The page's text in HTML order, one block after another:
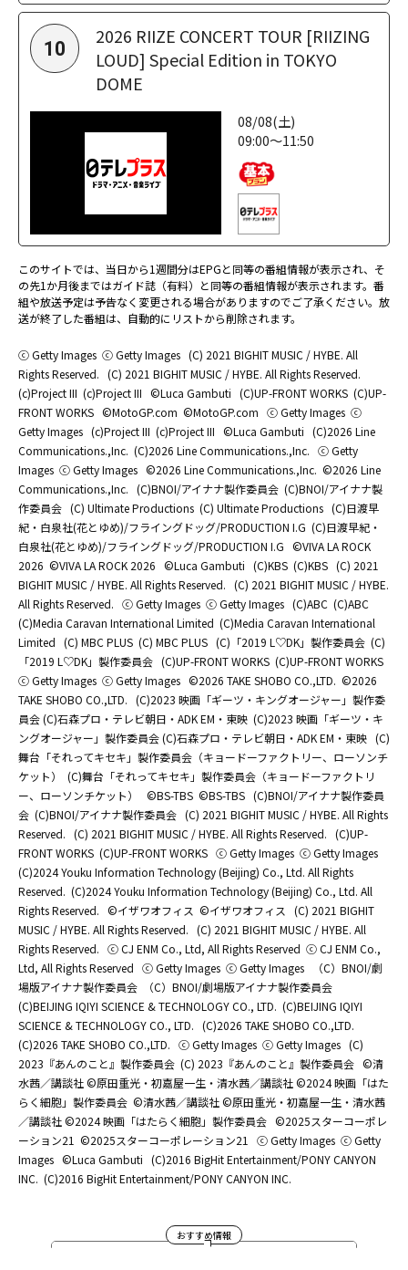
10
2026 RIIZE CONCERT TOUR [RIIZING
LOUD] Special Edition in TOKYO
DOME
08/08(土)
09:00～11:50
このサイトでは、当日から1週間分はEPGと同等の番組情報が表示され、そ
の先1か月後まではガイド誌（有料）と同等の番組情報が表示されます。番
組や放送予定は予告なく変更される場合がありますのでご了承ください。放
送が終了した番組は、自動的にリストから削除されます。
ⓒ Getty Images ⓒ Getty Images (C) 2021 BIGHIT MUSIC / HYBE. All
Rights Reserved. (C) 2021 BIGHIT MUSIC / HYBE. All Rights Reserved.
(c)Project III (c)Project III ©Luca Gambuti (C)UP-FRONT WORKS (C)UP-
FRONT WORKS ©MotoGP.com ©MotoGP.com ⓒ Getty Images ⓒ
Getty Images (c)Project III (c)Project III ©Luca Gambuti (C)2026 Line
Communications.,Inc. (C)2026 Line Communications.,Inc. ⓒ Getty
Images ⓒ Getty Images ©2026 Line Communications.,Inc. ©2026 Line
Communications.,Inc. (C)BNOI/アイナナ製作委員会 (C)BNOI/アイナナ製
作委員会 (C) Ultimate Productions (C) Ultimate Productions (C)日渡早
紀・白泉社(花とゆめ)/フライングドッグ/PRODUCTION I.G (C)日渡早紀・
白泉社(花とゆめ)/フライングドッグ/PRODUCTION I.G ©️VIVA LA ROCK
2026 ©️VIVA LA ROCK 2026 ©Luca Gambuti (C)KBS (C)KBS (C) 2021
BIGHIT MUSIC / HYBE. All Rights Reserved. (C) 2021 BIGHIT MUSIC / HYBE.
All Rights Reserved. ⓒ Getty Images ⓒ Getty Images (C)ABC (C)ABC
(C)Media Caravan International Limited (C)Media Caravan International
Limited (C) MBC PLUS (C) MBC PLUS (C)「2019 L♡DK」製作委員会 (C)
「2019 L♡DK」製作委員会 (C)UP-FRONT WORKS (C)UP-FRONT WORKS
ⓒ Getty Images ⓒ Getty Images ©2026 TAKE SHOBO CO.,LTD. ©2026
TAKE SHOBO CO.,LTD. (C)2023 映画「ギーツ・キングオージャー」製作委
員会 (C)石森プロ・テレビ朝日・ADK EM・東映 (C)2023 映画「ギーツ・キ
ングオージャー」製作委員会 (C)石森プロ・テレビ朝日・ADK EM・東映 (C)
舞台「それってキセキ」製作委員会（キョードーファクトリー、ローソンチ
ケット）
(C)舞台「それってキセキ」製作委員会（キョードーファクトリ
ー、ローソンチケット）
©BS-TBS ©BS-TBS (C)BNOI/アイナナ製作委員
会 (C)BNOI/アイナナ製作委員会 (C) 2021 BIGHIT MUSIC / HYBE. All Rights
Reserved. (C) 2021 BIGHIT MUSIC / HYBE. All Rights Reserved. (C)UP-
FRONT WORKS (C)UP-FRONT WORKS ⓒ Getty Images ⓒ Getty Images
(C)2024 Youku Information Technology (Beijing) Co., Ltd. All Rights
Reserved. (C)2024 Youku Information Technology (Beijing) Co., Ltd. All
Rights Reserved. ©イザワオフィス ©イザワオフィス
(C) 2021 BIGHIT
MUSIC / HYBE. All Rights Reserved. (C) 2021 BIGHIT MUSIC / HYBE. All
Rights Reserved. ⓒ CJ ENM Co., Ltd, All Rights Reserved ⓒ CJ ENM Co.,
Ltd, All Rights Reserved ⓒ Getty Images ⓒ Getty Images
（C）BNOI/劇
場版アイナナ製作委員会
（C）BNOI/劇場版アイナナ製作委員会
(C)BEIJING IQIYI SCIENCE & TECHNOLOGY CO., LTD. (C)BEIJING IQIYI
SCIENCE & TECHNOLOGY CO., LTD. (C)2026 TAKE SHOBO CO.,LTD.
(C)2026 TAKE SHOBO CO.,LTD. ⓒ Getty Images ⓒ Getty Images (C)
2023『あんのこと』製作委員会 (C) 2023『あんのこと』製作委員会 ©清
水茜／講談社 ©原田重光・初嘉屋一生・清水茜／講談社 ©2024 映画「はた
らく細胞」製作委員会 ©清水茜／講談社 ©原田重光・初嘉屋一生・清水茜
／講談社 ©2024 映画「はたらく細胞」製作委員会 ©2025スターコーポレ
ーション21 ©2025スターコーポレーション21 ⓒ Getty Images ⓒ Getty
Images ©Luca Gambuti (C)2016 BigHit Entertainment/PONY CANYON
INC. (C)2016 BigHit Entertainment/PONY CANYON INC.
おすすめ情報